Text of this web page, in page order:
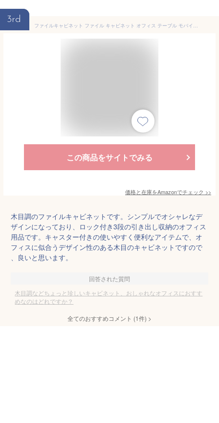
3rd
ファイルキャビネット ファイル キャビネット オフィス テーブル モバイル木目調アクティビティ キャビネット ロック付き 3 つの引き出し 小さなキャビネット オフィス収納
この商品をサイトでみる
価格と在庫をAmazonでチェック >>
木目調のファイルキャビネットです。シンプルでオシャレなデ
ザインになっており、ロック付き3段の引き出し収納のオフィス
用品です。キャスター付きの使いやすく便利なアイテムで、オ
フィスに似合うデザイン性のある木目のキャビネットですので
、良いと思います。
回答された質問
木目調などちょっと珍しいキャビネット、おしゃれなオフィスにおすす
めなのはどれですか？
全てのおすすめコメント (1件) >